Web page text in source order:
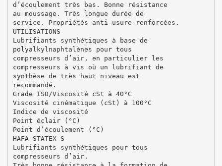
d’écoulement très bas. Bonne résistance
au moussage. Très longue durée de
service. Propriétés anti-usure renforcées.
UTILISATIONS
Lubrifiants synthétiques à base de
polyalkylnaphtalènes pour tous
compresseurs d’air, en particulier les
compresseurs à vis où un lubrifiant de
synthèse de très haut niveau est
recommandé.
Grade ISO/Viscosité cSt à 40°C
Viscosité cinématique (cSt) à 100°C
Indice de viscosité
Point éclair (°C)
Point d’écoulement (°C)
HAFA STATEX S
Lubrifiants synthétiques pour tous
compresseurs d’air.